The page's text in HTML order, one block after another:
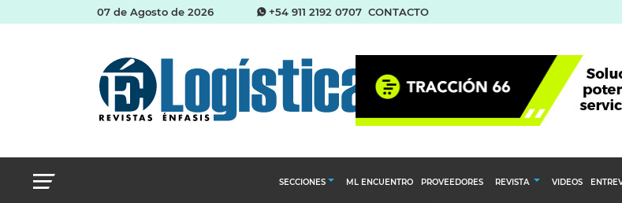
07 de Agosto de 2026 +54 911 2192 0707 CONTACTO
SECCIONES ML ENCUENTRO PROVEEDORES REVISTA VIDEOS